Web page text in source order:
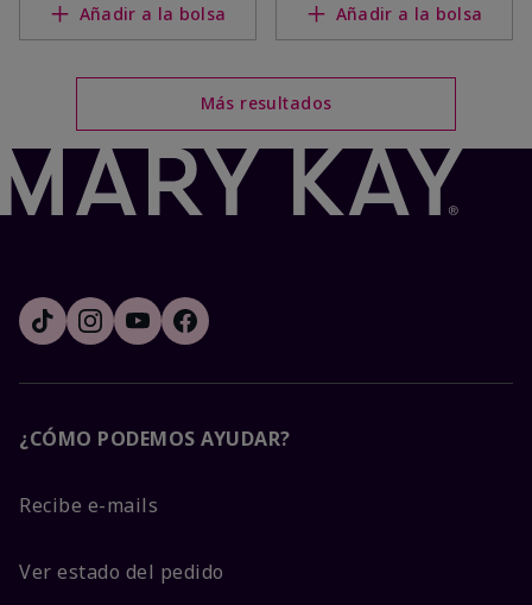
Añadir a la bolsa Añadir a la bolsa
Más resultados
¿CÓMO PODEMOS AYUDAR?
Recibe e-mails
Ver estado del pedido